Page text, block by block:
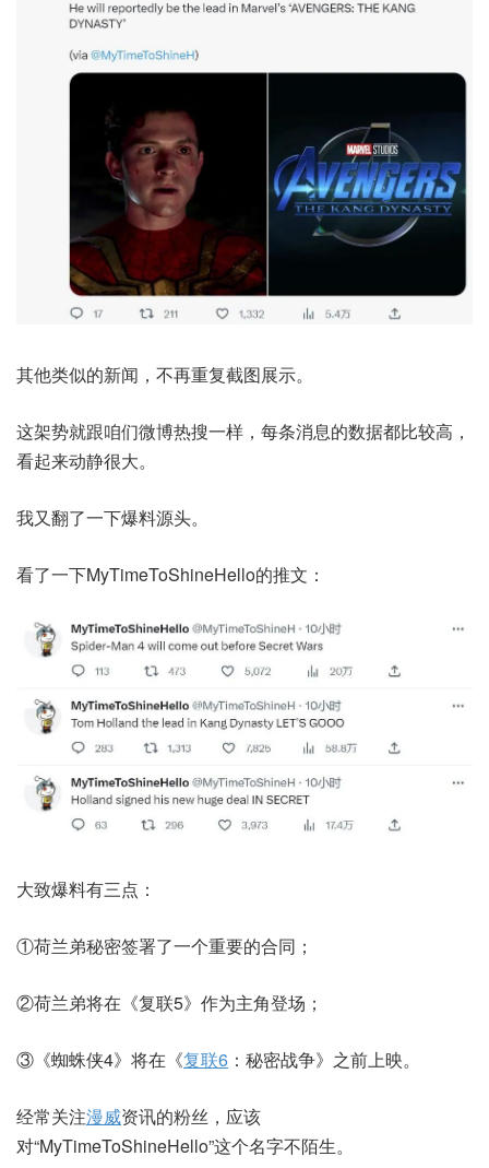
其他类似的新闻，不再重复截图展示。
这架势就跟咱们微博热搜一样，每条消息的数据都比较高，
看起来动静很大。
我又翻了一下爆料源头。
看了一下MyTimeToShineHello的推文：
大致爆料有三点：
①荷兰弟秘密签署了一个重要的合同；
②荷兰弟将在《复联5》作为主角登场；
③《蜘蛛侠4》将在《复联6 ：秘密战争》之前上映。
经常关注漫威资讯的粉丝，应该
对“MyTimeToShineHello”这个名字不陌生。